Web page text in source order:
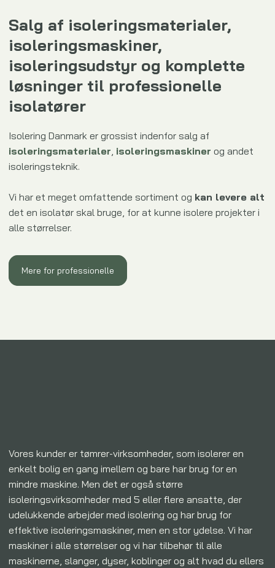
Salg af isoleringsmaterialer,
isoleringsmaskiner,
isoleringsudstyr og komplette
løsninger til professionelle
isolatører
Isolering Danmark er grossist indenfor salg af
isoleringsmaterialer, isoleringsmaskiner og andet
isoleringsteknik.
Vi har et meget omfattende sortiment og kan levere alt
det en isolatør skal bruge, for at kunne isolere projekter i
alle størrelser.
Mere for professionelle
Vores kunder er tømrer-virksomheder, som isolerer en
enkelt bolig en gang imellem og bare har brug for en
mindre maskine. Men det er også større
isoleringsvirksomheder med 5 eller flere ansatte, der
udelukkende arbejder med isolering og har brug for
effektive isoleringsmaskiner, men en stor ydelse. Vi har
maskiner i alle størrelser og vi har tilbehør til alle
maskinerne, slanger, dyser, koblinger og alt hvad du ellers